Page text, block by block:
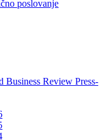
poslovanje
Business Review Press-